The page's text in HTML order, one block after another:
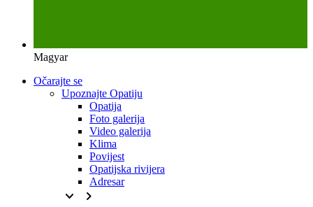
Magyar
Očarajte se
Upoznajte Opatiju
Opatija
Foto galerija
Video galerija
Klima
Povijest
Opatijska rivijera
Adresar
keyboard_arrow_down keyboard_arrow_right